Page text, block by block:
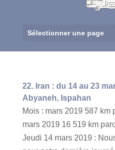
Sélectionner une page
22. Iran : du 14 au 23
Abyaneh, Ispahan
Mois : mars 2019 587 km
mars 2019 16 519 km
Jeudi 14 mars 2019 :